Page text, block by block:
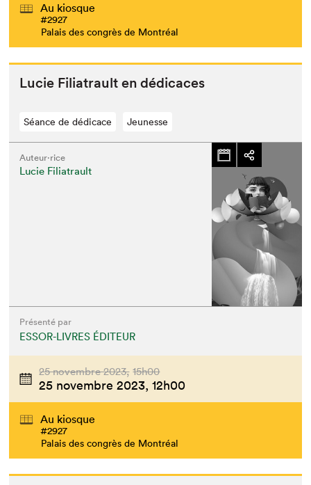
Que cherchez-vous?
Au kiosque
#2927
Palais des congrès de Montréal
Lucie Fil­i­a­trault en dédicaces
Séance de dédicace Jeunesse
Auteur·rice
Lucie Filiatrault
Présenté par
ESSOR-LIVRES ÉDITEUR
25 novembre 2023, 15h00
25 novembre 2023, 12h00
Au kiosque
#2927
Palais des congrès de Montréal